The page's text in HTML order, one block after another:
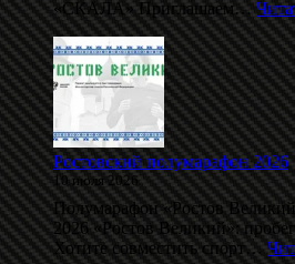
«СКАЛА» Приглашаем…
Ростовский полумарафон 2026
10 июля 2026
Полумарафон «Ростов
2026 «Ростов Великий»:
Хотите совместить спорт…